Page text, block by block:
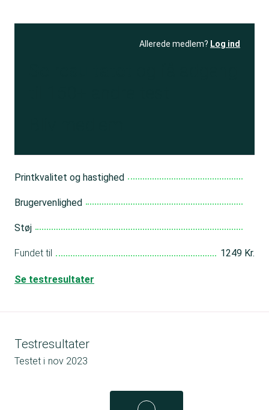
Allerede medlem? Log ind
Printkvalitet og hastighed
Brugervenlighed
Støj
Fundet til 1249 Kr.
Se testresultater
Testresultater
Testet i nov 2023